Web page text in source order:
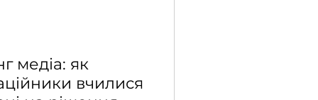
медіа: як
вчилися